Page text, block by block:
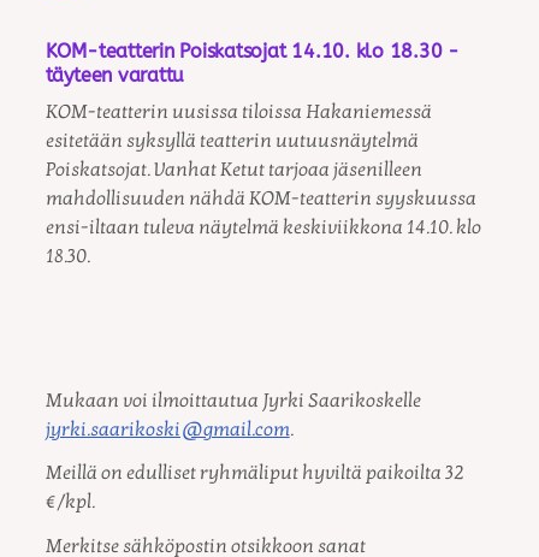
KOM-teatterin Poiskatsojat 14.10. klo 18.30 -
täyteen varattu
KOM-teatterin uusissa tiloissa Hakaniemessä
esitetään syksyllä teatterin uutuusnäytelmä
Poiskatsojat. Vanhat Ketut tarjoaa jäsenilleen
mahdollisuuden nähdä KOM-teatterin syyskuussa
ensi-iltaan tuleva näytelmä keskiviikkona 14.10. klo
18.30.
Mukaan voi ilmoittautua Jyrki Saarikoskelle
jyrki.saarikoski@gmail.com.
Meillä on edulliset ryhmäliput hyviltä paikoilta 32
€/kpl.
Merkitse sähköpostin otsikkoon sanat